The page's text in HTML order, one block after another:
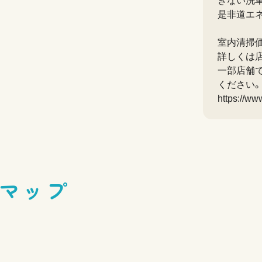
是非道エ
室内清掃
詳しくは
一部店舗
ください。
https://
ップ